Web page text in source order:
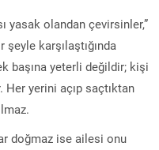
yasak olandan çevirsinler,”
karşılaştığında
başına yeterli değildir; kişi
Her yerini açıp saçtıktan
doğmaz ise ailesi onu